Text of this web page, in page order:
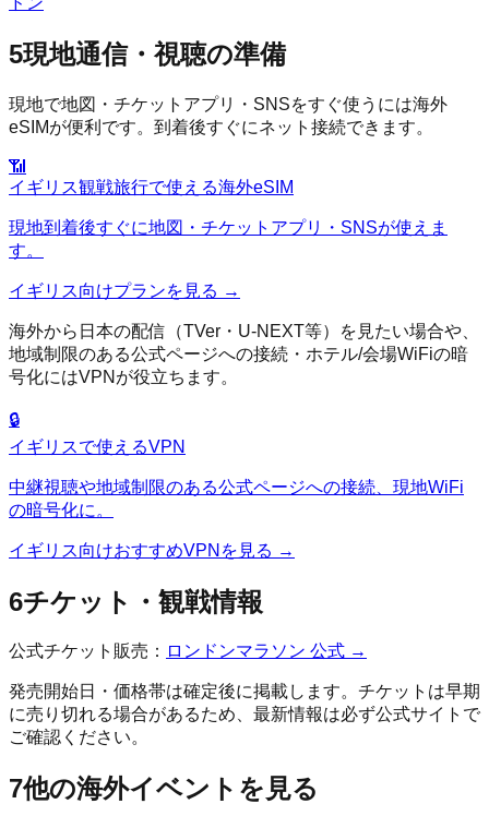
5現地通信・視聴の準備
現地で地図・チケットアプリ・SNSをすぐ使うには海外
eSIMが便利です。到着後すぐにネット接続できます。
📶
イギリス観戦旅行で使える海外eSIM
現地到着後すぐに地図・チケットアプリ・SNSが使えま
す。
イギリス向けプランを見る →
海外から日本の配信（TVer・U-NEXT等）を見たい場合や、
地域制限のある公式ページへの接続・ホテル/会場WiFiの暗
号化にはVPNが役立ちます。
🔒
イギリスで使えるVPN
中継視聴や地域制限のある公式ページへの接続、現地WiFi
の暗号化に。
イギリス向けおすすめVPNを見る →
6チケット・観戦情報
公式チケット販売： ロンドンマラソン 公式 →
発売開始日・価格帯は確定後に掲載します。チケットは早期
に売り切れる場合があるため、最新情報は必ず公式サイトで
ご確認ください。
7他の海外イベントを見る